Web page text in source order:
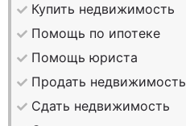
Купить недвижимость
Помощь по ипотеке
Помощь юриста
Продать недвижимость
Сдать недвижимость